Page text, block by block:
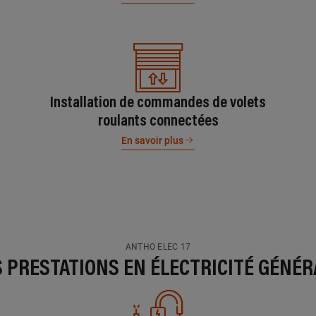
Installation de commandes de volets
roulants connectées
En savoir plus
ANTHO ELEC 17
PRESTATIONS EN ÉLECTRICITÉ